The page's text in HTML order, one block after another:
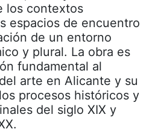
los contextos
espacios de encuentro
de un entorno
y plural. La obra es
fundamental al
arte en Alicante y su
procesos históricos y
del siglo XIX y